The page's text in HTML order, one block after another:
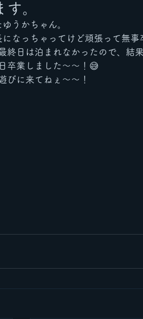
。
うかちゃん。
なっちゃってけど頑張って無事
終日は泊まれなかったので、結
卒業しました〜〜！😅
びに来てねぇ〜〜！